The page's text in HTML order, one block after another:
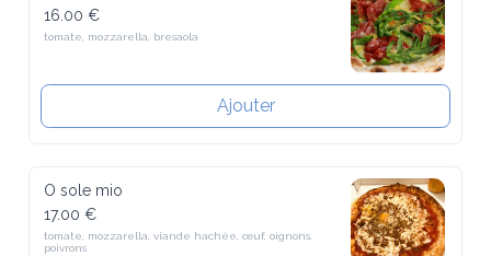
16.00 €
Ajouter
O sole mio
17.00 €
tomate, mozzarella, viande hachée, œuf, oignons, poivrons